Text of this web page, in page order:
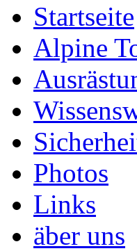
Startseite
Alpine
Photos
Links
äber uns